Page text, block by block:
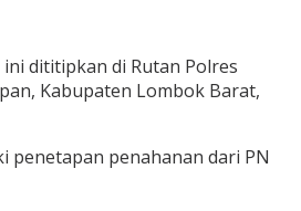
dititipkan di Rutan Polres
Kabupaten Lombok Barat,
penetapan penahanan dari PN